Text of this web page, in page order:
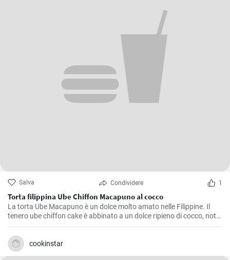
Salva Condividere 1
Torta filippina Ube Chiffon Macapuno al cocco
La torta Ube Macapuno è un dolce molto amato nelle Filippine. Il
tenero ube chiffon cake è abbinato a un dolce ripieno di cocco, noto
come macapuno, per creare una combinazione appetitosa. Questa
autentica ricetta di torta non è solo deliziosa, ma vanta anche un
accattivante colore viola, che dona un tocco di allegria alla vostra
tavola. Divertitevi a creare questa vivace prelibatezza filippina
cookinstar